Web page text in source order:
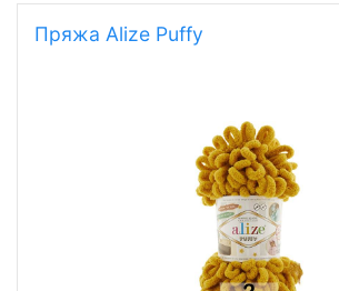
Пряжа Alize Puffy